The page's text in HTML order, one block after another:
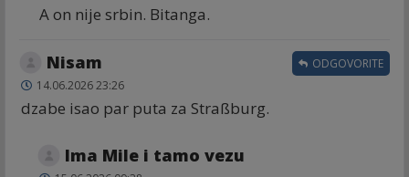
A on nije srbin. Bitanga.
Nisam
14.06.2026 23:26
dzabe isao par puta za Straßburg.
ODGOVORITE
Ima Mile i tamo vezu